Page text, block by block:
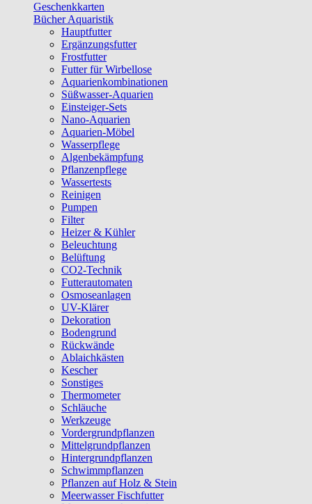
Geschenkkarten
Bücher Aquaristik
Hauptfutter
Ergänzungsfutter
Frostfutter
Futter für Wirbellose
Aquarienkombinationen
Süßwasser-Aquarien
Einsteiger-Sets
Nano-Aquarien
Aquarien-Möbel
Wasserpflege
Algenbekämpfung
Pflanzenpflege
Wassertests
Reinigen
Pumpen
Filter
Heizer & Kühler
Beleuchtung
Belüftung
CO2-Technik
Futterautomaten
Osmoseanlagen
UV-Klärer
Dekoration
Bodengrund
Rückwände
Ablaichkästen
Kescher
Sonstiges
Thermometer
Schläuche
Werkzeuge
Vordergrundpflanzen
Mittelgrundpflanzen
Hintergrundpflanzen
Schwimmpflanzen
Pflanzen auf Holz & Stein
Meerwasser Fischfutter